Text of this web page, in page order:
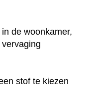
de woonkamer,
stof te kiezen